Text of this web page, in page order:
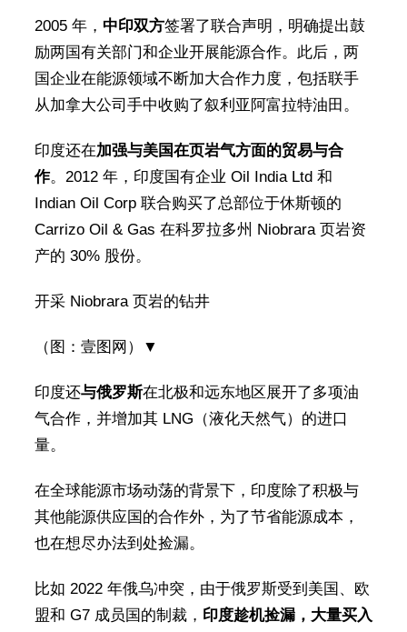
2005 年， 中印双方签署了联合声明，明确提出鼓
励两国有关部门和企业开展能源合作。此后，两
国企业在能源领域不断加大合作力度，包括联手
从加拿大公司手中收购了叙利亚阿富拉特油田。
印度还在加强与美国在页岩气方面的贸易与合
作。2012 年，印度国有企业 Oil India Ltd 和
Indian Oil Corp 联合购买了总部位于休斯顿的
Carrizo Oil & Gas 在科罗拉多州 Niobrara 页岩资
产的 30% 股份。
开采 Niobrara 页岩的钻井
（图：壹图网）▼
印度还与俄罗斯在北极和远东地区展开了多项油
气合作，并增加其 LNG（液化天然气）的进口
量。
在全球能源市场动荡的背景下，印度除了积极与
其他能源供应国的合作外，为了节省能源成本，
也在想尽办法到处捡漏。
比如 2022 年俄乌冲突，由于俄罗斯受到美国、欧
盟和 G7 成员国的制裁， 印度趁机捡漏，大量买入